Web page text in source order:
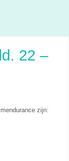
22 –
zijn: